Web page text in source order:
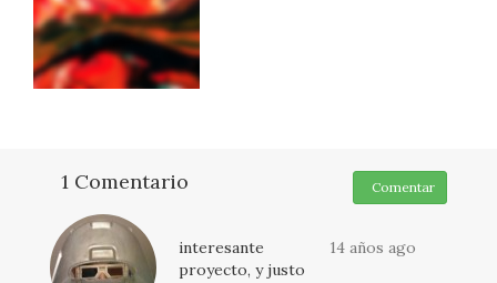
1 Comentario Comentar
14 años ago
interesante
proyecto, y justo